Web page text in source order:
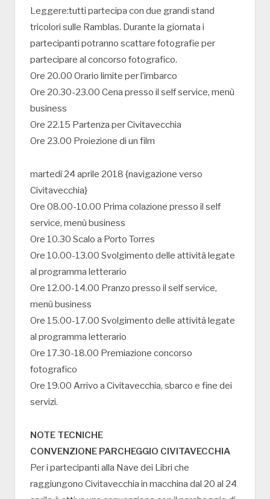
Leggere:tutti partecipa con due grandi stand
tricolori sulle Ramblas. Durante la giornata i
partecipanti potranno scattare fotografie per
partecipare al concorso fotografico.
Ore 20.00 Orario limite per l’imbarco
Ore 20.30-23.00 Cena presso il self service, menù
business
Ore 22.15 Partenza per Civitavecchia
Ore 23.00 Proiezione di un film
martedì 24 aprile 2018 {navigazione verso
Civitavecchia}
Ore 08.00-10.00 Prima colazione presso il self
service, menù business
Ore 10.30 Scalo a Porto Torres
Ore 10.00-13.00 Svolgimento delle attività legate
al programma letterario
Ore 12.00-14.00 Pranzo presso il self service,
menù business
Ore 15.00-17.00 Svolgimento delle attività legate
al programma letterario
Ore 17.30-18.00 Premiazione concorso
fotografico
Ore 19.00 Arrivo a Civitavecchia, sbarco e fine dei
servizi.
NOTE TECNICHE
CONVENZIONE PARCHEGGIO CIVITAVECCHIA
Per i partecipanti alla Nave dei Libri che
raggiungono Civitavecchia in macchina dal 20 al 24